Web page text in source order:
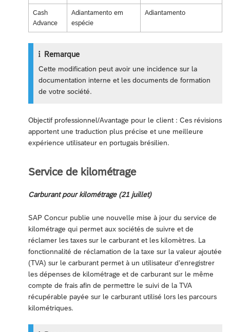
Cash
Advance
Adiantamento em
espécie
Adiantamento
Remarque
Cette modification peut avoir une incidence sur la
documentation interne et les documents de formation
de votre société.
Objectif professionnel/Avantage pour le client : Ces révisions
apportent une traduction plus précise et une meilleure
expérience utilisateur en portugais brésilien.
Service de kilométrage
Carburant pour kilométrage (21 juillet)
SAP Concur publie une nouvelle mise à jour du service de
kilométrage qui permet aux sociétés de suivre et de
réclamer les taxes sur le carburant et les kilomètres. La
fonctionnalité de réclamation de la taxe sur la valeur ajoutée
(TVA) sur le carburant permet à un utilisateur d’enregistrer
les dépenses de kilométrage et de carburant sur le même
compte de frais afin de permettre le suivi de la TVA
récupérable payée sur le carburant utilisé lors les parcours
kilométriques.